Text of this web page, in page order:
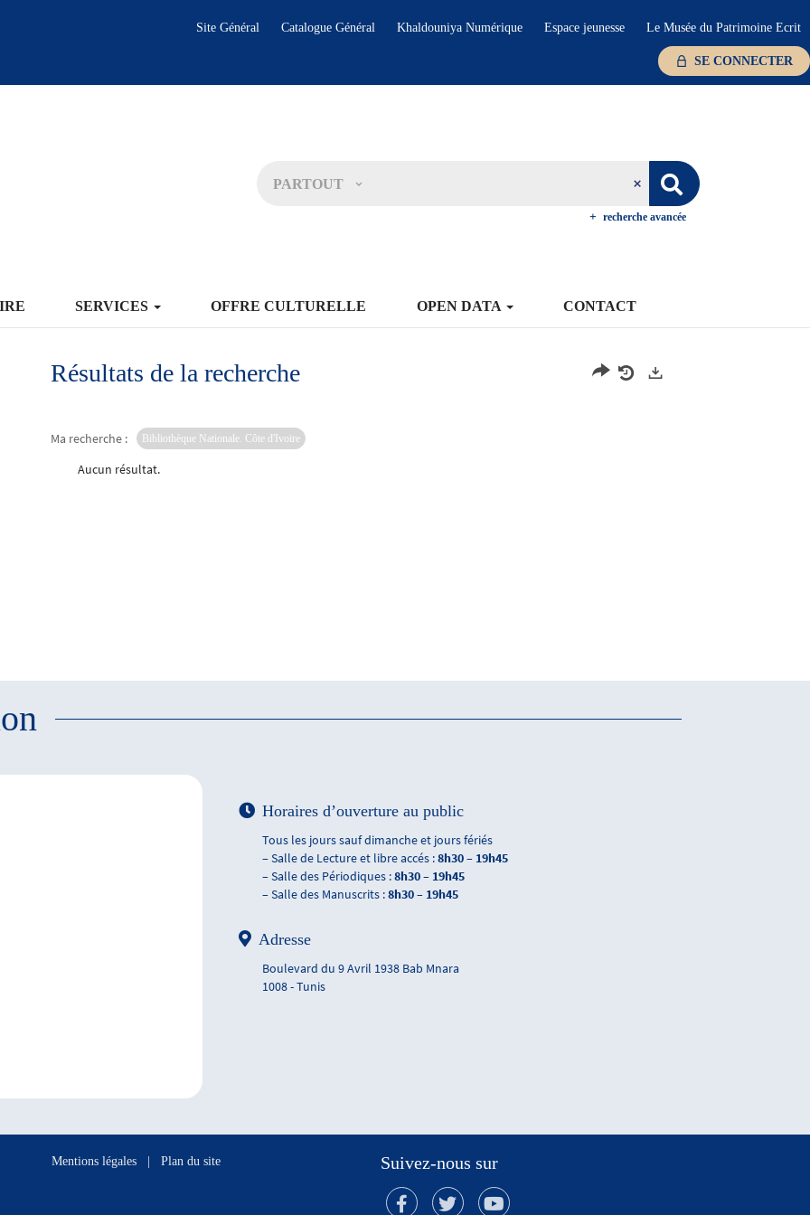
Site Général Catalogue Général Khaldouniya Numérique Espace jeunesse Le Musée du Patrimoine Ecrit
SE CONNECTER
PARTOUT
recherche avancée
SERVICES OFFRE CULTURELLE OPEN DATA CONTACT
Résultats de la recherche
Ma recherche : Bibliothèque Nationale. Côte d'Ivoire
Aucun résultat.
Horaires d’ouverture au public
Tous les jours sauf dimanche et jours fériés
– Salle de Lecture et libre accés :8h30 – 19h45
– Salle des Périodiques :8h30 – 19h45
– Salle des Manuscrits :8h30 – 19h45
Adresse
Boulevard du 9 Avril 1938 Bab Mnara
1008 - Tunis
Mentions légales Plan du site Suivez-nous sur